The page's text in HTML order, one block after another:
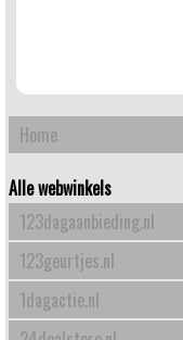
Home
Alle webwinkels
123dagaanbieding.nl
123geurtjes.nl
1dagactie.nl